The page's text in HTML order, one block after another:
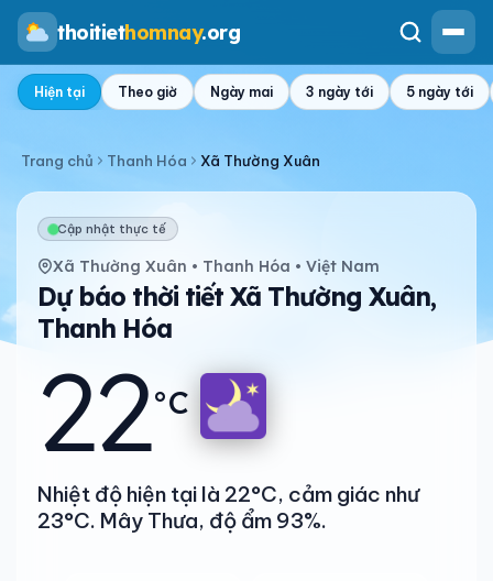
thoitiethomnay.org
Hiện tại Theo giờ Ngày mai 3 ngày tới 5 ngày tới
Trang chủ Thanh Hóa Xã Thường Xuân
Cập nhật thực tế
Xã Thường Xuân • Thanh Hóa • Việt Nam
Dự báo thời tiết Xã Thường Xuân,
Thanh Hóa
22°C
Nhiệt độ hiện tại là 22°C, cảm giác như
23°C. Mây Thưa, độ ẩm 93%.